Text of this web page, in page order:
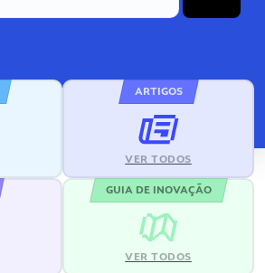
ARTIGOS
VER TODOS
GUIA DE INOVAÇÃO
VER TODOS